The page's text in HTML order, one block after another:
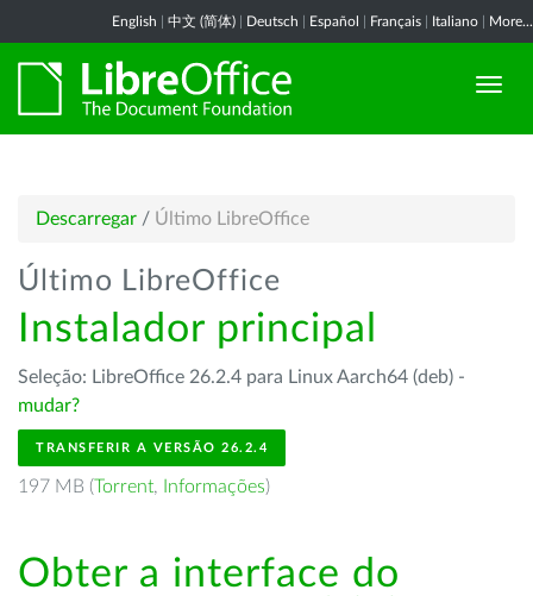
English 中文 (简体) Deutsch Español Français Italiano More...
Descarregar / Último LibreOffice
Último LibreOffice
Instalador principal
Seleção: LibreOffice 26.2.4 para Linux Aarch64 (deb) -
mudar?
TRANSFERIR A VERSÃO 26.2.4
197 MB (Torrent, Informações)
Obter a interface do